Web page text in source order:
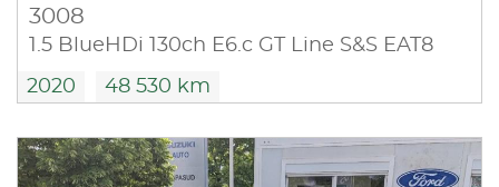
3008
1.5 BlueHDi 130ch E6.c GT Line S&S EAT8
2020 48 530 km